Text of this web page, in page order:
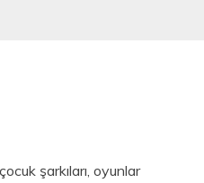
şarkıları, oyunlar